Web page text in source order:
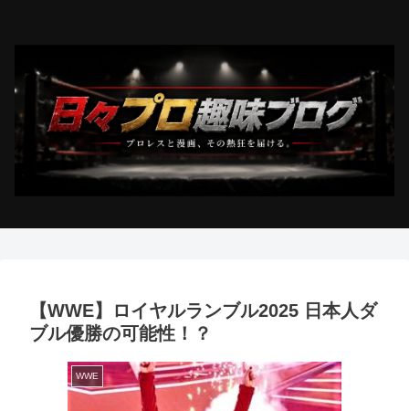
【WWE】ロイヤルランブル2025 日本人ダ
ブル優勝の可能性！？
WWE